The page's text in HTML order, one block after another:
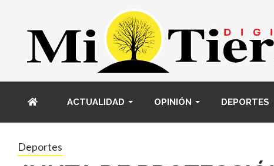
ACTUALIDAD OPINIÓN DEPORTES
Deportes